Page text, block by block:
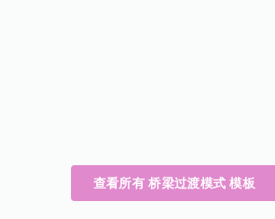
查看所有 桥梁过渡模式 模板